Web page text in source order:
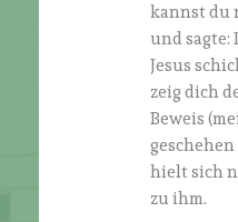
kannst du
und sagte:
Jesus
zeig dich
Beweis
hielt sich
zu ihm.